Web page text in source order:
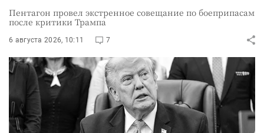
Пентагон провел экстренное совещание по боеприпасам
после критики Трампа
6 августа 2026, 10:11 7